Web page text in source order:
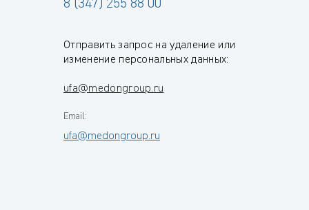
8 (347) 255 88 00
Отправить запрос на удаление или
изменение персональных данных:
ufa@medongroup.ru
Email:
ufa@medongroup.ru